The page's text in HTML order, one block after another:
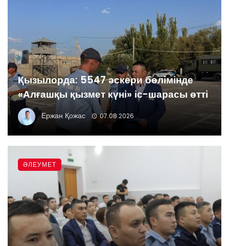
Қызылорда: 5547 әскери бөлімінде
«Алғашқы қызмет күні» іс-шарасы өтті
Ержан Қожас 07.08.2026
ӘЛЕУМЕТ